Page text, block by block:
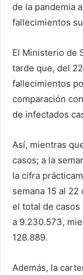
de la pandemia
fallecimientos
El Ministerio de
tarde que, del
fallecimientos
comparación
de infectados
Así, mientras
casos; a la
la cifra
semana 15 al
el total de
a 9.230.573,
128.889.
Además, la